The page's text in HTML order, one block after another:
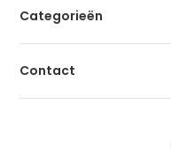
Categorieën
Contact